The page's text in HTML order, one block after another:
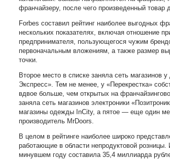
франчайзеру, после чего произведенный товар
Forbes составил рейтинг наиболее выгодных
нескольких показателях, включая отношение
предпринимателя, пользующегося чужим
первоначальным вложениям, а также размер
точки.
Второе место в списке заняла сеть магазинов
Экспресс». Тем не менее, у «Перекрестка»
вдвое больше, чем открытых на
заняла сеть магазинов электроники
магазины одежды InCity, а пятое — еще один
производитель MrDoors.
В целом в рейтинге наиболее широко
работающие в области непродуктовой
минувшем году составила 35,4 миллиарда